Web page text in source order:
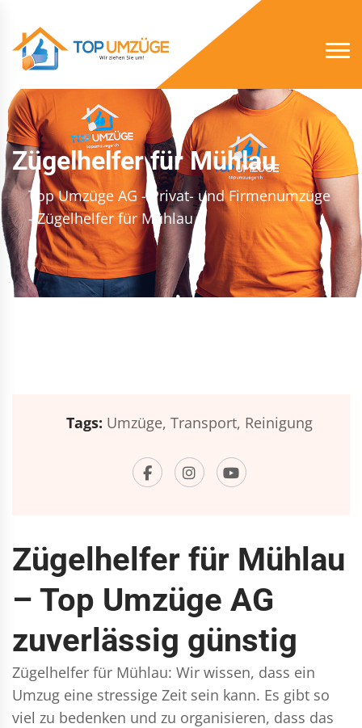
Zügelhelfer für Mühlau
Top Umzüge AG - Privat- und Firmenumzüge
- Zügelhelfer für Mühlau
Tags: Umzüge, Transport, Reinigung
Zügelhelfer für Mühlau
– Top Umzüge AG
zuverlässig günstig
Zügelhelfer für Mühlau: Wir wissen, dass ein
Umzug eine stressige Zeit sein kann. Es gibt so
viel zu bedenken und zu organisieren, dass das